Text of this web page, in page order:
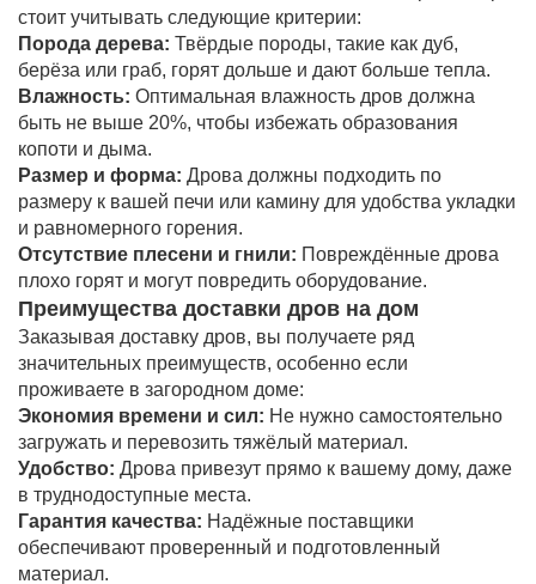
стоит учитывать следующие критерии:
Порода дерева: Твёрдые породы, такие как дуб,
берёза или граб, горят дольше и дают больше тепла.
Влажность: Оптимальная влажность дров должна
быть не выше 20%, чтобы избежать образования
копоти и дыма.
Размер и форма: Дрова должны подходить по
размеру к вашей печи или камину для удобства укладки
и равномерного горения.
Отсутствие плесени и гнили: Повреждённые дрова
плохо горят и могут повредить оборудование.
Преимущества доставки дров на дом
Заказывая доставку дров, вы получаете ряд
значительных преимуществ, особенно если
проживаете в загородном доме:
Экономия времени и сил: Не нужно самостоятельно
загружать и перевозить тяжёлый материал.
Удобство: Дрова привезут прямо к вашему дому, даже
в труднодоступные места.
Гарантия качества: Надёжные поставщики
обеспечивают проверенный и подготовленный
материал.